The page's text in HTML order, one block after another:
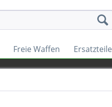
Freie Waffen Ersatzteile